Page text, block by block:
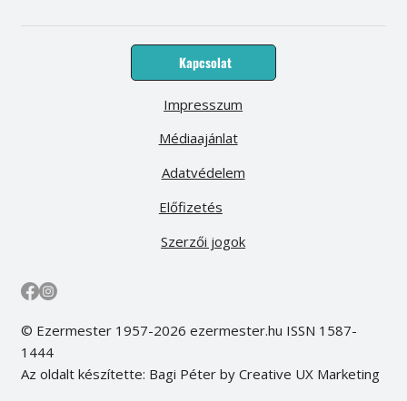
Kapcsolat
Médiaajánlat
Előfizetés
Impresszum
Adatvédelem
Szerzői jogok
© Ezermester 1957-2026 ezermester.hu ISSN 1587-
1444
Az oldalt készítette: Bagi Péter by Creative UX Marketing